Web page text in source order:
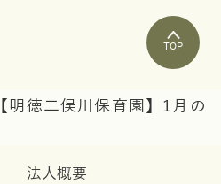
TOP
【明徳二俣川保育園】1月の
法人概要